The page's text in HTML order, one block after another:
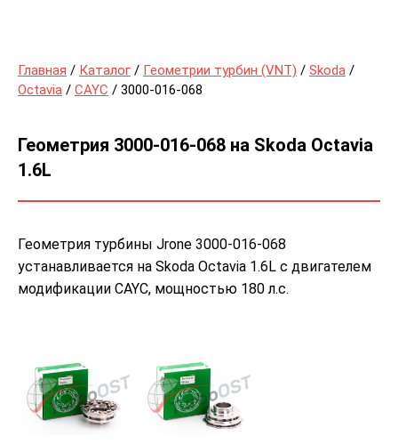
Главная / Каталог / Геометрии турбин (VNT) / Skoda /
Octavia / CAYC / 3000-016-068
Геометрия 3000-016-068 на Skoda Octavia
1.6L
Геометрия турбины Jrone 3000-016-068
устанавливается на Skoda Octavia 1.6L с двигателем
модификации CAYC, мощностью 180 л.с.